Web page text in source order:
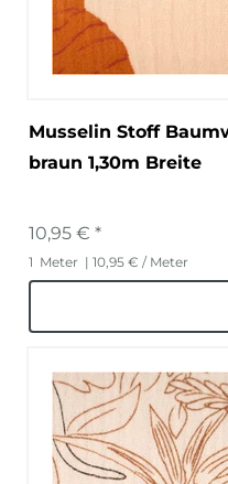
Musselin Stoff
braun 1,30m Breite
10,95 € *
1 Meter | 10,95 € / Meter